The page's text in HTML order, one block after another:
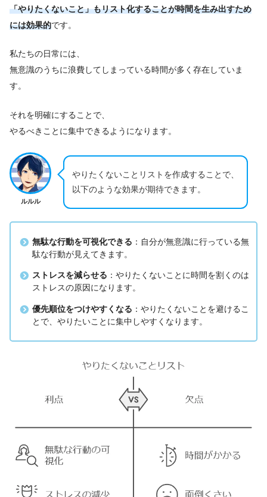
「やりたくないこと」もリスト化することが時間を生み出すため
には効果的です。
私たちの日常には、
無意識のうちに浪費してしまっている時間が多く存在していま
す。
それを明確にすることで、
やるべきことに集中できるようになります。
ルルル
やりたくないことリストを作成することで、
以下のような効果が期待できます。
無駄な行動を可視化できる ：自分が無意識に行っている無
駄な行動が見えてきます。
ストレスを減らせる ：やりたくないことに時間を割くのは
ストレスの原因になります。
優先順位をつけやすくなる ：やりたくないことを避けるこ
とで、やりたいことに集中しやすくなります。